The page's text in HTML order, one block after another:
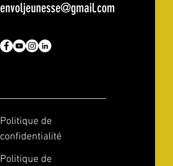
envoljeunesse@gmail.com
Politique de
confidentialité
Politique de